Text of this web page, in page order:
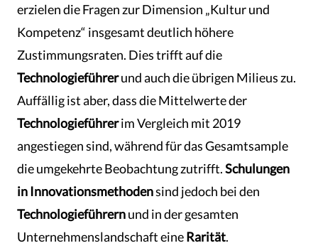
erzielen die Fragen zur Dimension „Kultur und
Kompetenz“ insgesamt deutlich höhere
Zustimmungsraten. Dies trifft auf die
Technologieführerund auch die übrigen Milieus zu.
Auffällig ist aber, dass die Mittelwerte der
Technologieführerim Vergleich mit 2019
angestiegen sind, während für das Gesamtsample
die umgekehrte Beobachtung zutrifft.Schulungen
in Innovationsmethodensind jedoch bei den
Technologieführernund in der gesamten
Unternehmenslandschaft eineRarität.